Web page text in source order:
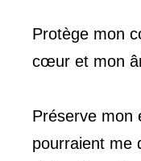
Protège mon
cœur et mon
Préserve mon
pourraient me